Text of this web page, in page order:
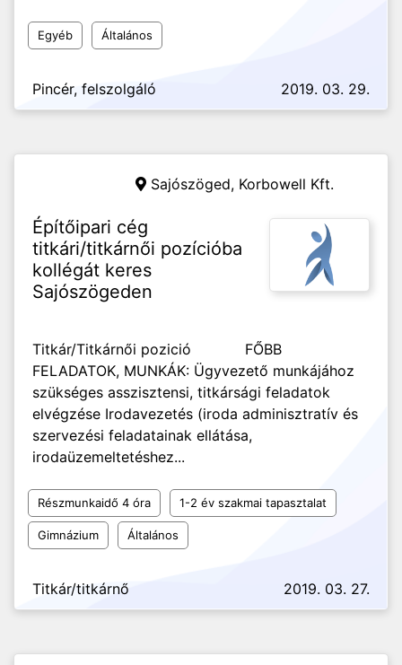
Egyéb Általános
Pincér, felszolgáló 2019. 03. 29.
Sajószöged, Korbowell Kft.
Építőipari cég
titkári/titkárnői pozícióba
kollégát keres
Sajószögeden
Titkár/Titkárnői pozició FŐBB
FELADATOK, MUNKÁK: Ügyvezető munkájához
szükséges asszisztensi, titkársági feladatok
elvégzése Irodavezetés (iroda adminisztratív és
szervezési feladatainak ellátása,
irodaüzemeltetéshez...
Részmunkaidő 4 óra 1-2 év szakmai tapasztalat
Gimnázium Általános
Titkár/titkárnő 2019. 03. 27.